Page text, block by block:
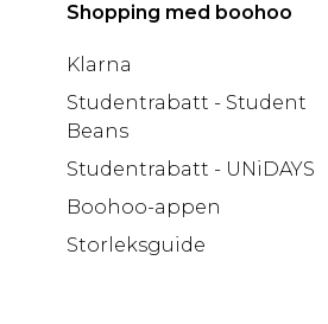
Shopping med boohoo
Klarna
Studentrabatt - Student
Beans
Studentrabatt - UNiDAYS
Boohoo-appen
Storleksguide